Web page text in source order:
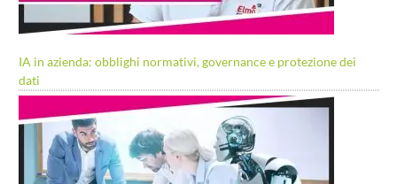
IA in azienda: obblighi normativi, governance e protezione dei
dati